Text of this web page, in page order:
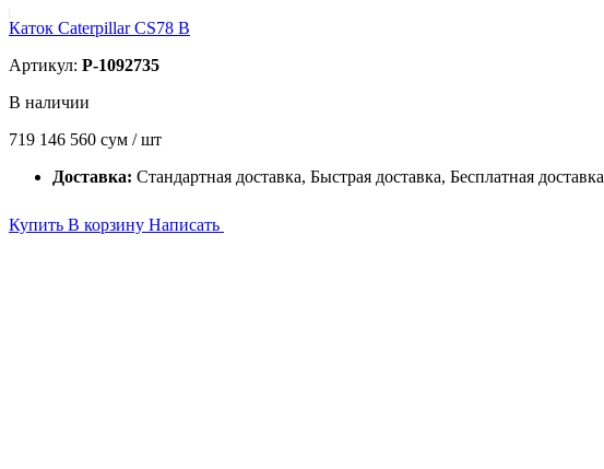
Каток Caterpillar CS78 B
Артикул: P-1092735
В наличии
719 146 560 сум / шт
Доставка: Стандартная доставка, Быстрая доставка, Бесплатная доставка
Купить В корзину Написать